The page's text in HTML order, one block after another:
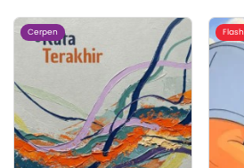
Cerpen Flash